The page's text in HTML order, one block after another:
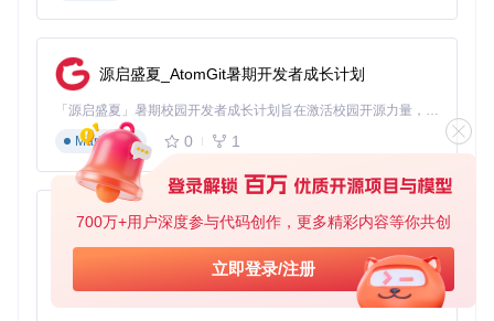
700万+用户深度参与代码创作，更多精彩内容等你共创
立即登录/注册
智能分区管理，自动配置EFI分区
4. 引导程序管理与维护
场景问题 ：安装新系统后，引导过程不稳定或无法启动，普通
用户难以排查和修复。
技术解决方案：OCLP提供完整的OpenCore引导程序管理功
能，包括安装、更新和配置。它会根据设备硬件自动生成最佳
配置，并提供可视化界面进行高级设置。
源启盛夏_AtomGit暑期开发者成长计划
「源启盛夏」暑期校园开发者成长计划旨在激活校园开源力量，通过积分激励、认证扶持、资源倾斜等形式，引导高校组织和开发者完成「入驻 — 建项目 — 做贡献 — 获认证 — 得资源」的完整闭环。无论你是想带领社团入驻平台的组织者，还是希望用代码贡献证明自己的开发者，都能在这里找到属于你的成长路径。
Markdown
0 1
py-xiaozhi
基于Python的Xiaozhi AI，适用于想要完整Xiaozhi体验而无需拥有专用硬件的用户。
Python
0 1